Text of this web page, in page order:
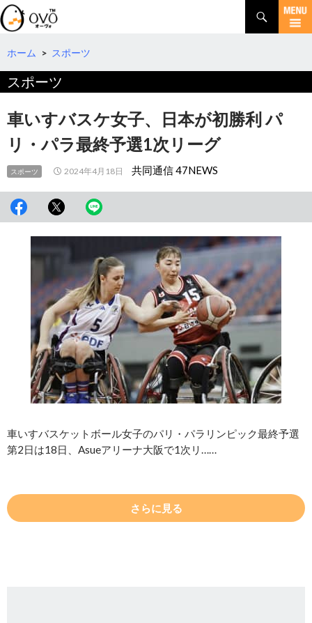
検
索
コ
テ
へ
移
動
ホーム > スポーツ
スポーツ
車いすバスケ女子、日本が初勝利 パ
リ・パラ最終予選1次リーグ
スポーツ 2024年4月18日 共同通信 47NEWS
車いすバスケットボール女子のパリ・パラリンピック最終予選
第2日は18日、Asueアリーナ大阪で1次リ……
さらに見る